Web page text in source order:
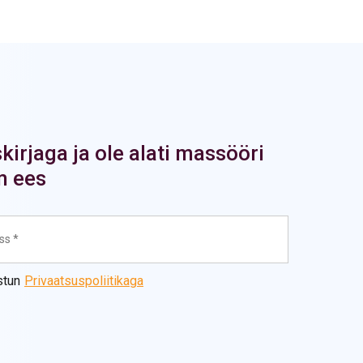
ja ole alati massööri
ees
Privaatsuspoliitikaga